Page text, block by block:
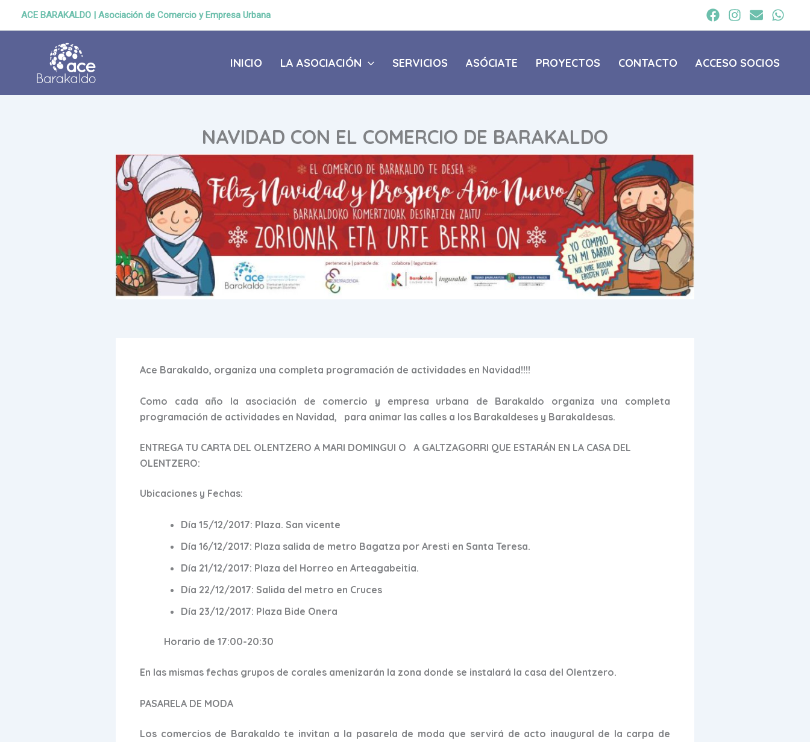
ACE BARAKALDO | Asociación de Comercio y Empresa Urbana
INICIO LA ASOCIACIÓN SERVICIOS ASÓCIATE PROYECTOS CONTACTO ACCESO SOCIOS
NAVIDAD CON EL COMERCIO DE BARAKALDO
Ace Barakaldo, organiza una completa programación de actividades en Navidad!!!!
Como cada año la asociación de comercio y empresa urbana de Barakaldo organiza una completa
programación de actividades en Navidad, para animar las calles a los Barakaldeses y Barakaldesas.
ENTREGA TU CARTA DEL OLENTZERO A MARI DOMINGUI O A GALTZAGORRI QUE ESTARÁN EN LA CASA DEL
OLENTZERO:
Ubicaciones y Fechas:
Día 15/12/2017: Plaza. San vicente
Día 16/12/2017: Plaza salida de metro Bagatza por Aresti en Santa Teresa.
Día 21/12/2017: Plaza del Horreo en Arteagabeitia.
Día 22/12/2017: Salida del metro en Cruces
Día 23/12/2017: Plaza Bide Onera
Horario de 17:00-20:30
En las mismas fechas grupos de corales amenizarán la zona donde se instalará la casa del Olentzero.
PASARELA DE MODA
Los comercios de Barakaldo te invitan a la pasarela de moda que servirá de acto inaugural de la carpa de